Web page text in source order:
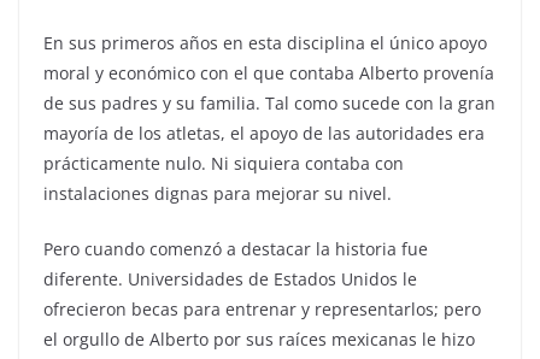
En sus primeros años en esta disciplina el único apoyo
moral y económico con el que contaba Alberto provenía
de sus padres y su familia. Tal como sucede con la gran
mayoría de los atletas, el apoyo de las autoridades era
prácticamente nulo. Ni siquiera contaba con
instalaciones dignas para mejorar su nivel.
Pero cuando comenzó a destacar la historia fue
diferente. Universidades de Estados Unidos le
ofrecieron becas para entrenar y representarlos; pero
el orgullo de Alberto por sus raíces mexicanas le hizo